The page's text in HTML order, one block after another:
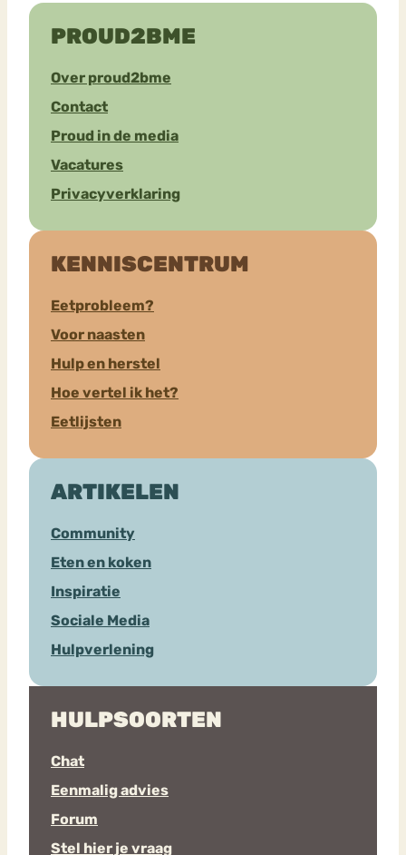
PROUD2BME
Over proud2bme
Contact
Proud in de media
Vacatures
Privacyverklaring
KENNISCENTRUM
Eetprobleem?
Voor naasten
Hulp en herstel
Hoe vertel ik het?
Eetlijsten
ARTIKELEN
Community
Eten en koken
Inspiratie
Sociale Media
Hulpverlening
HULPSOORTEN
Chat
Eenmalig advies
Forum
Stel hier je vraag